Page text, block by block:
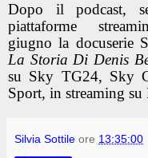
Dopo il podcast,
piattaforme
giugno la docuserie
La Storia Di Denis
su Sky TG24, Sky
Sport, in streaming
Silvia Sottile ore 13:35:00